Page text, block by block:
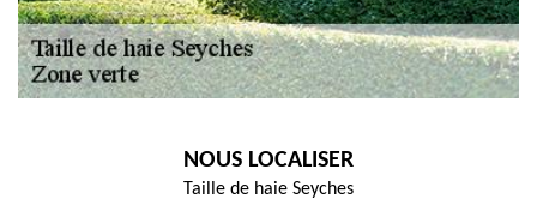
NOUS LOCALISER
Taille de haie Seyches